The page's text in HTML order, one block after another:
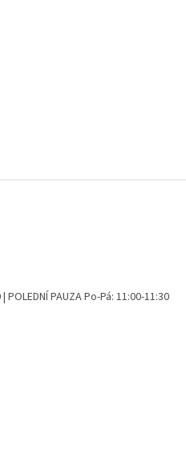
POLEDNÍ PAUZA Po-Pá: 11:00-11:30